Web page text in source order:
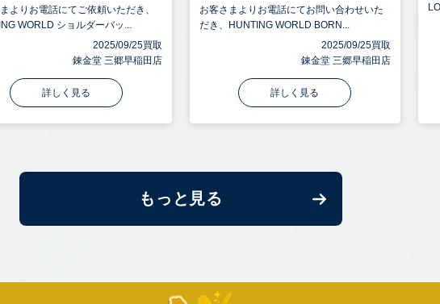
よりお電話にてご依頼いただき、
WORLD ショルダーバッ...
2025/09/25買取
錬金堂 三郷早稲田店
詳しく見る
お客さまよりお電話にてお問い合わせいた
だき、HUNTING WORLD BORN...
2025/09/25買取
錬金堂 三郷早稲田店
詳しく見る
もっと見る